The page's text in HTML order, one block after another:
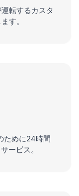
転するカスタ
す。
ために24時間
ービス。